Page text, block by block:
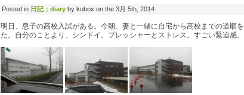
Posted in 日記；diaryby kubox on the 3月 5th, 2014
明日、息子の高校入試がある。今朝、妻と一緒に自宅から高校までの道順
た。自分のことより、シンドイ。プレッシャーとストレス。すごい緊迫感。